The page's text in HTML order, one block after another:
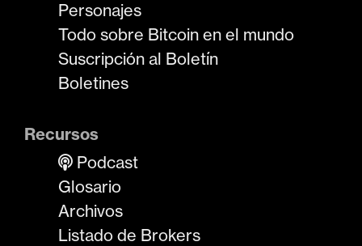
Personajes
Todo sobre Bitcoin en el mundo
Suscripción al Boletín
Boletines
Recursos
Podcast
Glosario
Archivos
Listado de Brokers